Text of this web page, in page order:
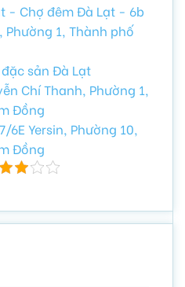
- Chợ đêm Đà Lạt - 6b
Phường 1, Thành phố
sản Đà Lạt
Chí Thanh, Phường 1,
Đồng
6E Yersin, Phường 10,
Đồng